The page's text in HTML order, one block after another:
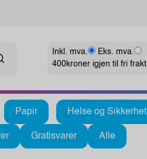
Inkl. mva.
Eks. mva.
400kroner igjen til fri frakt
Papir Helse og Sikkerhet
Gratisvarer Alle